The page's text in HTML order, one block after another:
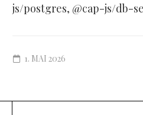
js/postgres, @cap-js/db-
1. MAI 2026